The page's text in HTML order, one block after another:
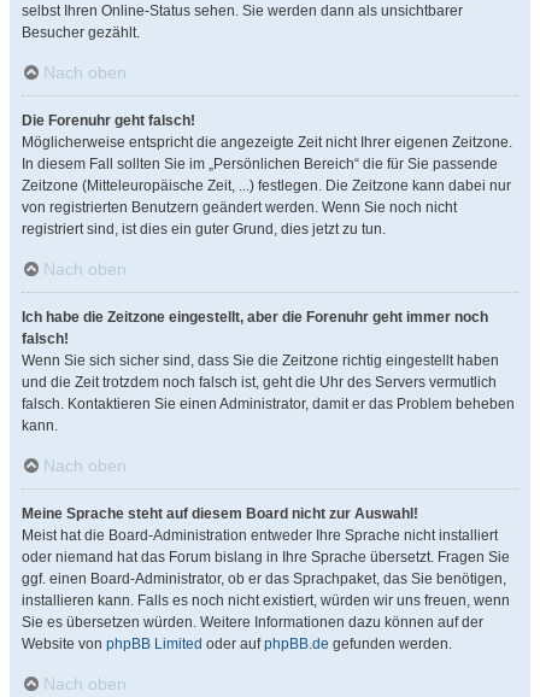
selbst Ihren Online-Status sehen. Sie werden dann als unsichtbarer
Besucher gezählt.
Nach oben
Die Forenuhr geht falsch!
Möglicherweise entspricht die angezeigte Zeit nicht Ihrer eigenen Zeitzone.
In diesem Fall sollten Sie im „Persönlichen Bereich“ die für Sie passende
Zeitzone (Mitteleuropäische Zeit, ...) festlegen. Die Zeitzone kann dabei nur
von registrierten Benutzern geändert werden. Wenn Sie noch nicht
registriert sind, ist dies ein guter Grund, dies jetzt zu tun.
Nach oben
Ich habe die Zeitzone eingestellt, aber die Forenuhr geht immer noch
falsch!
Wenn Sie sich sicher sind, dass Sie die Zeitzone richtig eingestellt haben
und die Zeit trotzdem noch falsch ist, geht die Uhr des Servers vermutlich
falsch. Kontaktieren Sie einen Administrator, damit er das Problem beheben
kann.
Nach oben
Meine Sprache steht auf diesem Board nicht zur Auswahl!
Meist hat die Board-Administration entweder Ihre Sprache nicht installiert
oder niemand hat das Forum bislang in Ihre Sprache übersetzt. Fragen Sie
ggf. einen Board-Administrator, ob er das Sprachpaket, das Sie benötigen,
installieren kann. Falls es noch nicht existiert, würden wir uns freuen, wenn
Sie es übersetzen würden. Weitere Informationen dazu können auf der
Website von phpBB Limited oder aufphpBB.de gefunden werden.
Nach oben